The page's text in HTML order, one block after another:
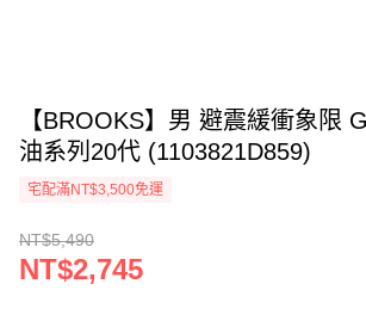
【BROOKS】男 避震緩衝象限
油系列20代 (1103821D859)
宅配滿NT$3,500免運
NT$5,490
NT$2,745